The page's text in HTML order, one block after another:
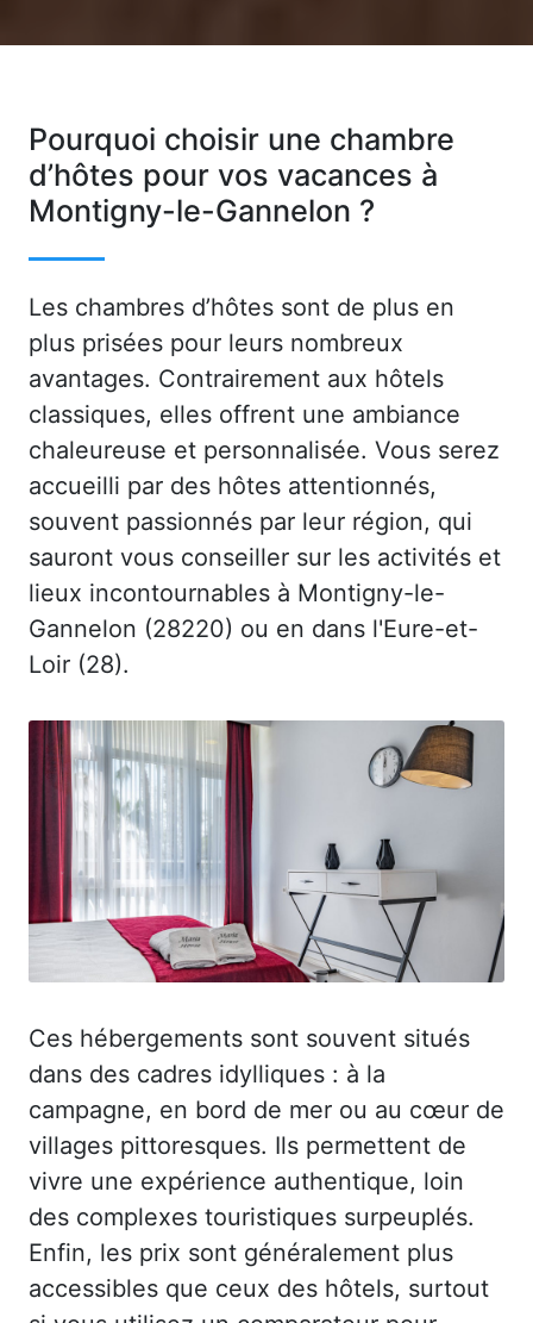
Pourquoi choisir une chambre
d’hôtes pour vos vacances à
Montigny-le-Gannelon ?
Les chambres d’hôtes sont de plus en
plus prisées pour leurs nombreux
avantages. Contrairement aux hôtels
classiques, elles offrent une ambiance
chaleureuse et personnalisée. Vous serez
accueilli par des hôtes attentionnés,
souvent passionnés par leur région, qui
sauront vous conseiller sur les activités et
lieux incontournables à Montigny-le-
Gannelon (28220) ou en dans l'Eure-et-
Loir (28).
Ces hébergements sont souvent situés
dans des cadres idylliques : à la
campagne, en bord de mer ou au cœur de
villages pittoresques. Ils permettent de
vivre une expérience authentique, loin
des complexes touristiques surpeuplés.
Enfin, les prix sont généralement plus
accessibles que ceux des hôtels, surtout